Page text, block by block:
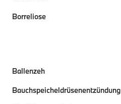
Borreliose
Ballenzeh
Bauchspeicheldrüsenentzündung